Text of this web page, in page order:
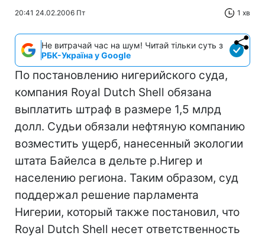
20:41 24.02.2006 Пт 1 хв
Не витрачай час на шум! Читай тільки суть з
РБК-Україна у Google
По постановлению нигерийского суда,
компания Royal Dutch Shell обязана
выплатить штраф в размере 1,5 млрд
долл. Судьи обязали нефтяную компанию
возместить ущерб, нанесенный экологии
штата Байелса в дельте р.Нигер и
населению региона. Таким образом, суд
поддержал решение парламента
Нигерии, который также постановил, что
Royal Dutch Shell несет ответственность